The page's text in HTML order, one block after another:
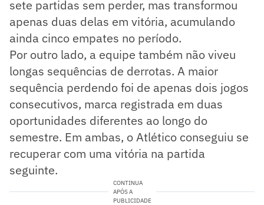
sete partidas sem perder, mas transformou
apenas duas delas em vitória, acumulando
ainda cinco empates no período.
Por outro lado, a equipe também não viveu
longas sequências de derrotas. A maior
sequência perdendo foi de apenas dois jogos
consecutivos, marca registrada em duas
oportunidades diferentes ao longo do
semestre. Em ambas, o Atlético conseguiu se
recuperar com uma vitória na partida
seguinte.
CONTINUA
APÓS A
PUBLICIDADE